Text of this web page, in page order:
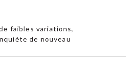
faibles variations,
de nouveau